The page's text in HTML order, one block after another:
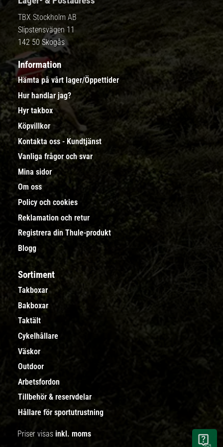
TBX Stockholm AB
Slipstensvägen 11
142 50 Skogås
Information
Hämta på vårt lager/Öppettider
Hur handlar jag?
Hyr takbox
Köpvillkor
Kontakta oss - Kundtjänst
Vanliga frågor och svar
Mina sidor
Om oss
Policy och cookies
Reklamation och retur
Registrera din Thule-produkt
Blogg
Sortiment
Takboxar
Bakboxar
Taktält
Cykelhållare
Väskor
Outdoor
Arbetsfordon
Tillbehör & reservdelar
Hållare för sportutrustning
Priser visas inkl. moms